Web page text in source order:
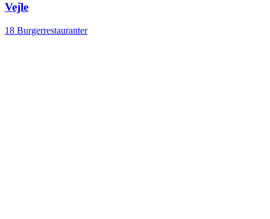
Vejle
18 Burgerrestauranter